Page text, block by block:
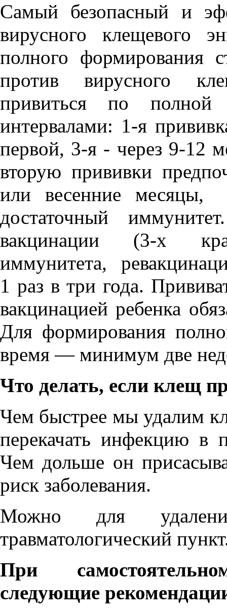
Самый безопасный и
вирусного клещевого
полного формирования
против вирусного
привиться по
интервалами: 1-я
первой, 3-я - через 9-12
вторую прививки
или весенние
достаточный
вакцинации (3-х
иммунитета,
1 раз в три года.
вакцинацией ребенка
Для формирования
время — минимум две
Что делать, если клещ
Чем быстрее мы удалим
перекачать инфекцию в
Чем дольше он
риск заболевания.
Можно для
травматологический
При
следующие